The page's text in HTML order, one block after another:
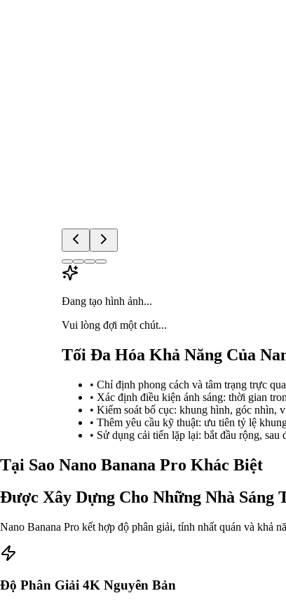
Đang tạo hình ảnh...
Vui lòng đợi một chút...
Tối Đa Hóa Khả Năng Của
• Chỉ định phong cách và tâm trạng trực
• Xác định điều kiện ánh sáng: thời gian
• Kiểm soát bố cục: khung hình, góc nhìn,
• Thêm yêu cầu kỹ thuật: ưu tiên tỷ lệ
• Sử dụng cải tiến lặp lại: bắt đầu rộng,
Tại Sao Nano Banana Pro Khác Biệt
Được Xây Dựng Cho Những Nhà
Nano Banana Pro kết hợp độ phân giải, tính nhất quán và khả
Độ Phân Giải 4K Nguyên Bản